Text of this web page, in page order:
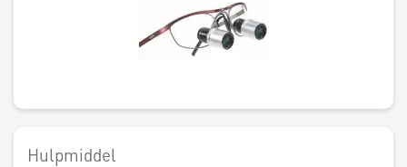
Hulpmiddel